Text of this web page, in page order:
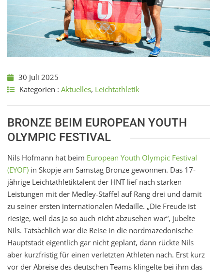
30 Juli 2025
Kategorien : Aktuelles, Leichtathletik
BRONZE BEIM EUROPEAN YOUTH
OLYMPIC FESTIVAL
Nils Hofmann hat beim European Youth Olympic Festival
(EYOF) in Skopje am Samstag Bronze gewonnen. Das 17-
jährige Leichtathletiktalent der HNT lief nach starken
Leistungen mit der Medley-Staffel auf Rang drei und damit
zu seiner ersten internationalen Medaille. „Die Freude ist
riesige, weil das ja so auch nicht abzusehen war“, jubelte
Nils. Tatsächlich war die Reise in die nordmazedonische
Hauptstadt eigentlich gar nicht geplant, dann rückte Nils
aber kurzfristig für einen verletzten Athleten nach. Erst kurz
vor der Abreise des deutschen Teams klingelte bei ihm das